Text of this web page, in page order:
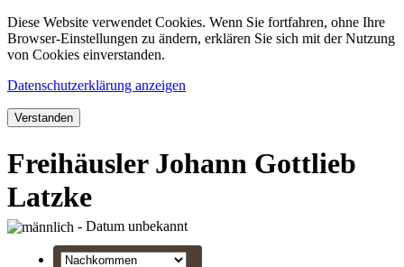
Diese Website verwendet Cookies. Wenn Sie fortfahren, ohne Ihre
Browser-Einstellungen zu ändern, erklären Sie sich mit der Nutzung
von Cookies einverstanden.
Datenschutzerklärung anzeigen
Verstanden
Freihäusler Johann Gottlieb
Latzke
- Datum unbekannt